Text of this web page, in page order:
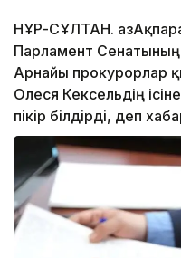
НҰР-СҰЛТАН.
Парламент Сенатының
Арнайы прокурорлар
Олеся Кексельдің
пікір білдірді, деп